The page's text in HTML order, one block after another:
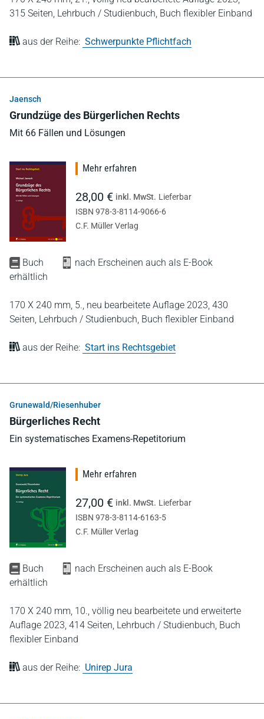
315 Seiten, Lehrbuch / Studienbuch, Buch flexibler Einband
aus der Reihe: Schwerpunkte Pflichtfach
Jaensch
Grundzüge des Bürgerlichen Rechts
Mit 66 Fällen und Lösungen
Buch
nach Erscheinen auch als E-Book
erhältlich
170 X 240 mm, 5., neu bearbeitete Auflage 2023, 430
Seiten, Lehrbuch / Studienbuch, Buch flexibler Einband
aus der Reihe: Start ins Rechtsgebiet
Mehr erfahren
28,00 € inkl. MwSt. Lieferbar
ISBN 978-3-8114-9066-6
C.F. Müller Verlag
Grunewald/Riesenhuber
Bürgerliches Recht
Ein systematisches Examens-Repetitorium
Buch
nach Erscheinen auch als E-Book
erhältlich
170 X 240 mm, 10., völlig neu bearbeitete und erweiterte
Auflage 2023, 414 Seiten, Lehrbuch / Studienbuch, Buch
flexibler Einband
aus der Reihe: Unirep Jura
Mehr erfahren
27,00 € inkl. MwSt. Lieferbar
ISBN 978-3-8114-6163-5
C.F. Müller Verlag